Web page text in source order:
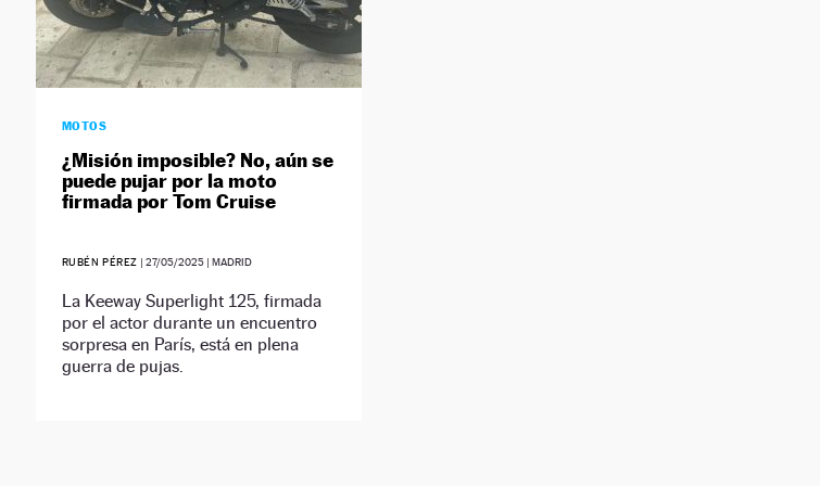
MOTOS
¿Misión imposible? No, aún se
puede pujar por la moto
firmada por Tom Cruise
RUBÉN PÉREZ |27/05/2025 | MADRID
La Keeway Superlight 125, firmada
por el actor durante un encuentro
sorpresa en París, está en plena
guerra de pujas.